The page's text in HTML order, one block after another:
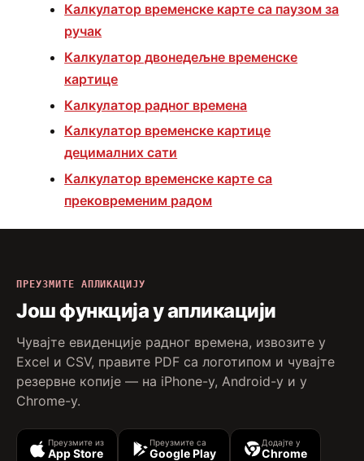
Калкулатор временске карте са паузом за
ручак
Калкулатор двонедељне временске
картице
Калкулатор радног времена
Калкулатор временске картице
децималних сати
Калкулатор временске карте са
прековременим радом
ПРЕУЗМИТЕ АПЛИКАЦИЈУ
Још функција у апликацији
Чувајте евиденције радног времена, извозите у
Excel и CSV, правите PDF са логотипом и чувајте
резервне копије — на iPhone-у, Android-у и у
Chrome-у.
Преузмите из
App Store
Преузмите са
Google Play
Додајте у
Chrome